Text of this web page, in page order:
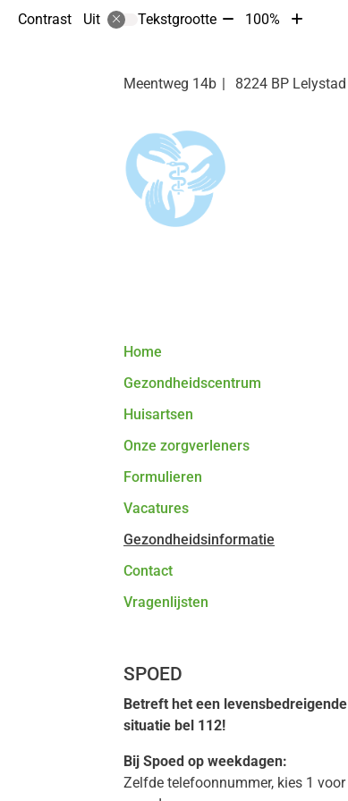
Contrast Uit Tekstgrootte Tekst
10%
100%
Tekst
10%
Meentweg 14b 8224 BP Lelystad
Home
Gezondheidscentrum
Huisartsen
Onze zorgverleners
Formulieren
Vacatures
Gezondheidsinformatie
Contact
Vragenlijsten
SPOED
Betreft het een levensbedreigende
situatie bel 112!
Bij Spoed op weekdagen:
Zelfde telefoonnummer, kies 1 voor